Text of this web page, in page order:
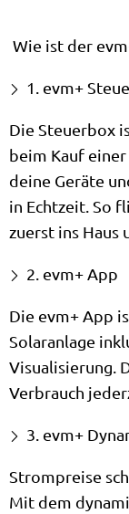
Wie ist der
1. evm+
Die Steuerbox
beim Kauf
deine Geräte
in Echtzeit. So
zuerst ins Haus
2. evm+ App
Die evm+ App
Solaranlage
Visualisierung.
Verbrauch
3. evm+
Strompreise
Mit dem